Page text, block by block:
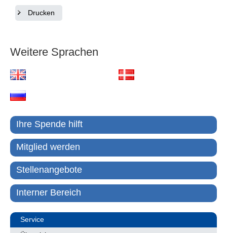
Drucken
Weitere Sprachen
Ihre Spende hilft
Mitglied werden
Stellenangebote
Interner Bereich
Service